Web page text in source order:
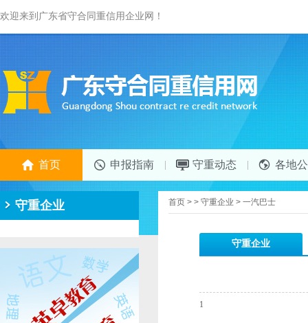
欢迎来到广东省守合同重信用企业网！
首页 申报指南 守重动态 各地
守重企业 首页 > > 守重企业 > 一汽巴士
守重企业
1